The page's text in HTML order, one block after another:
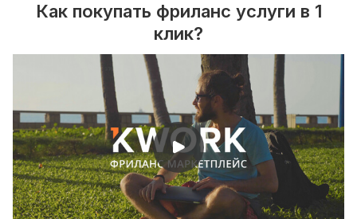
Как покупать фриланс услуги в 1
клик?